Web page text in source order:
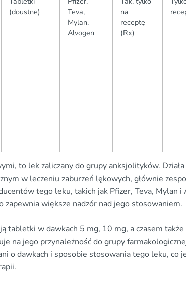
(doustne)
Teva,
Mylan,
Alvogen
na
receptę
(Rx)
to lek zaliczany do grupy anksjolityków. Działa
w leczeniu zaburzeń lękowych, głównie
tego leku, takich jak Pfizer, Teva, Mylan i
większe nadzór nad jego stosowaniem.
tabletki w dawkach 5 mg, 10 mg, a czasem
na jego przynależność do grupy
o dawkach i sposobie stosowania tego leku, co